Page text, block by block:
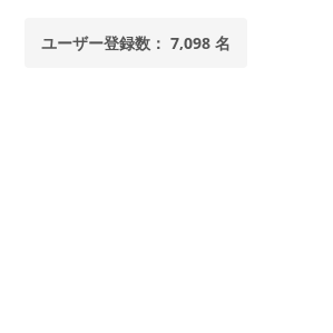
ユーザー登録数： 7,098 名